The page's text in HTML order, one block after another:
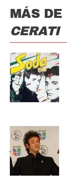
MÁS DE
CERATI